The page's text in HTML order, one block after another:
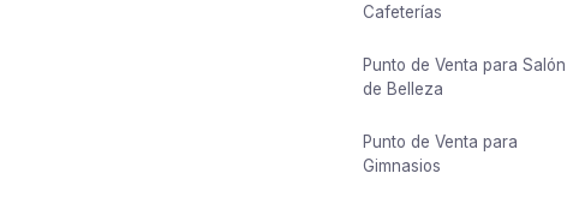
Cafeterías
Punto de Venta para Salón
de Belleza
Punto de Venta para
Gimnasios